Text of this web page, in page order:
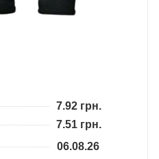
7.92 грн.
7.51 грн.
06.08.26